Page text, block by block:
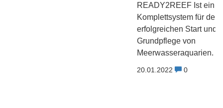
READY2REEF Ist ein
Komplettsystem für den
erfolgreichen Start und
Grundpflege von
Meerwasseraquarien.
20.01.2022 0